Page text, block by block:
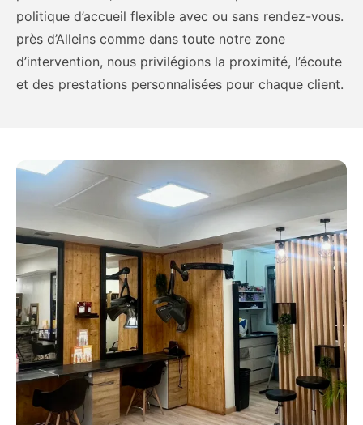
politique d’accueil flexible avec ou sans rendez-vous.
près d’Alleins comme dans toute notre zone
d’intervention, nous privilégions la proximité, l’écoute
et des prestations personnalisées pour chaque client.